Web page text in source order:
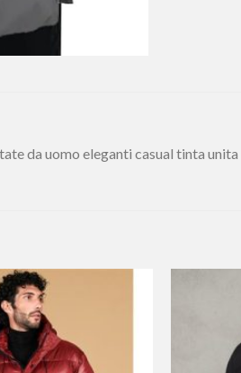
da uomo eleganti casual tinta